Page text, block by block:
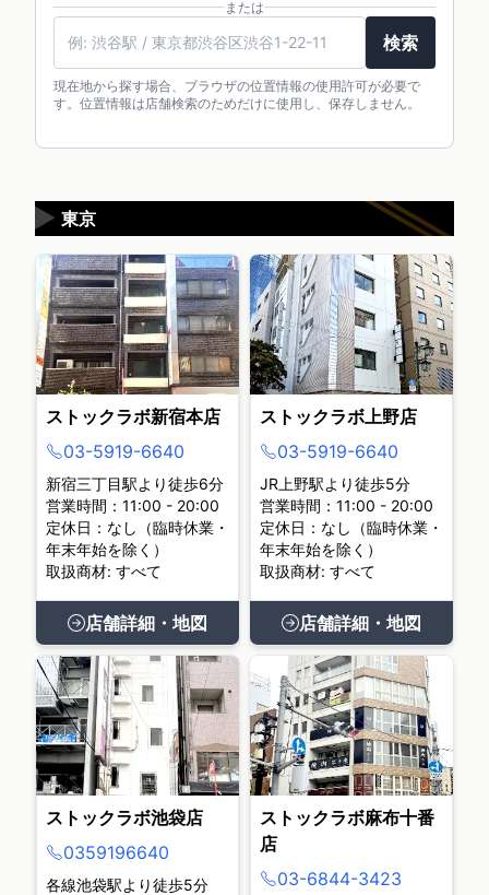
または
検索
現在地から探す場合、ブラウザの位置情報の使用許可が必要で
す。位置情報は店舗検索のためだけに使用し、保存しません。
東京
▶
ストックラボ新宿本店
03-5919-6640
新宿三丁目駅より徒歩6分
営業時間：11:00 - 20:00
定休日：なし（臨時休業・
年末年始を除く）
取扱商材: すべて
店舗詳細・地図
ストックラボ上野店
03-5919-6640
JR上野駅より徒歩5分
営業時間：11:00 - 20:00
定休日：なし（臨時休業・
年末年始を除く）
取扱商材: すべて
店舗詳細・地図
ストックラボ池袋店
0359196640
各線池袋駅より徒歩5分
ストックラボ麻布十番
店
03-6844-3423